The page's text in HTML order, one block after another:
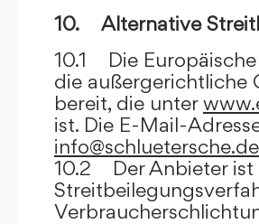
10. Alternative
10.1 Die
die außergerichtliche
bereit, die unter
ist. Die E-Mail-
info@schluetersche.de
10.2 Der Anbieter ist